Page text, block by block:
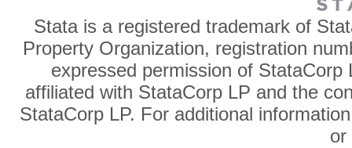
Stata is a registered trademark of
Property Organization, registration
expressed permission of
affiliated with StataCorp LP and the
StataCorp LP. For additional
or